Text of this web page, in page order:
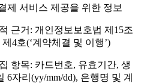
제 서비스 제공을 위한 정보
근거: 개인정보보호법 제15조
4호(‘계약체결 및 이행’)
항목: 카드번호, 유효기간, 생
6자리(yy/mm/dd), 은행명 및 계